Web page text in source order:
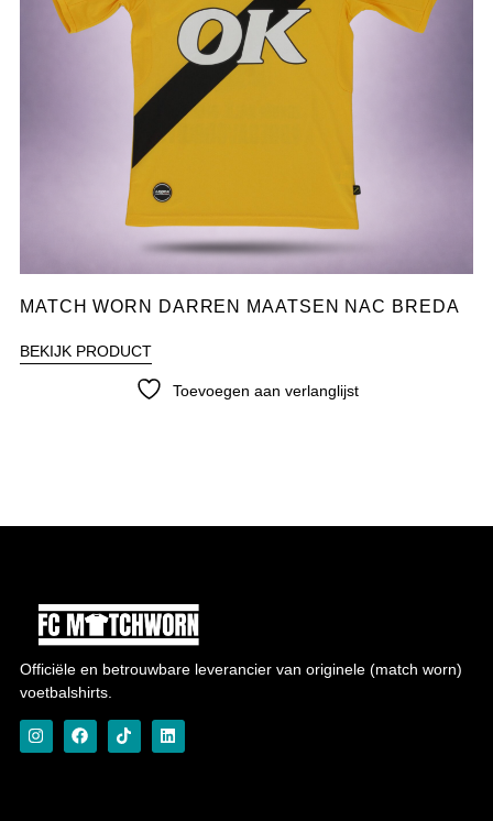
MATCH WORN DARREN MAATSEN NAC BREDA
BEKIJK PRODUCT
Toevoegen aan verlanglijst
Officiële en betrouwbare leverancier van originele (match worn)
voetbalshirts.